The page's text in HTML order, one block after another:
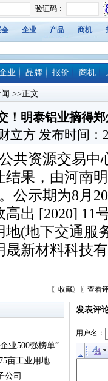
会 企业 产品 商机
业 品牌 报价 商机
>>正文
！明泰铝业摘得
立方 发布时间：
资源交易中
果，由河南
公示期为8月
[2020] 11
(地下交通服
新材料科技有
〖 收藏〗〖 查看
业500强榜单”
亩工业用地
公司
发表评
用户名：